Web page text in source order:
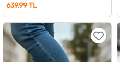
639,99 TL